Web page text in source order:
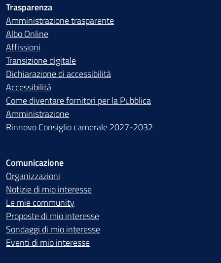
Trasparenza
Amministrazione trasparente
Albo Online
Affissioni
Transizione digitale
Dichiarazione di accessibilità
Accessibilità
Come diventare fornitori per la Pubblica
Amministrazione
Rinnovo Consiglio camerale 2027-2032
Comunicazione
Organizzazioni
Notizie di mio interesse
Le mie community
Proposte di mio interesse
Sondaggi di mio interesse
Eventi di mio interesse